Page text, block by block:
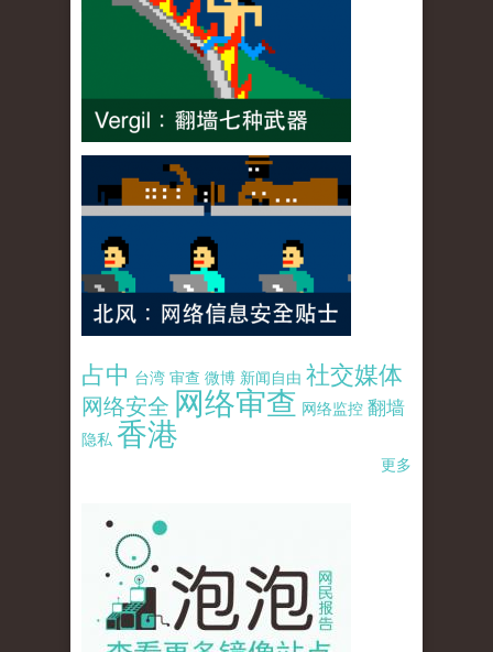
占中 台湾 审查 微博 新闻自由 社交媒体
网络安全 网络审查 网络监控 翻墙
隐私 香港
更多
pao-pao-banner-mirror-site-120814.jpg